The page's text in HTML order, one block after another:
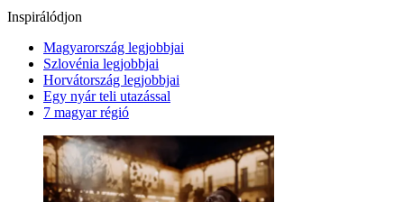
Inspirálódjon
Magyarország legjobbjai
Szlovénia legjobbjai
Horvátország legjobbjai
Egy nyár teli utazással
7 magyar régió